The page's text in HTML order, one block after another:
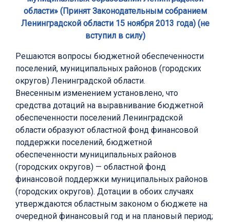
области» (Принят Законодательным собранием
Ленинградской области 15 ноября 2013 года) (не
вступил в силу)
Решаются вопросы бюджетной обеспеченности
поселений, муниципальных районов (городских
округов) Ленинградской области.
Внесенным изменением установлено, что
средства дотаций на выравнивание бюджетной
обеспеченности поселений Ленинградской
области образуют областной фонд финансовой
поддержки поселений, бюджетной
обеспеченности муниципальных районов
(городских округов) — областной фонд
финансовой поддержки муниципальных районов
(городских округов). Дотации в обоих случаях
утверждаются областным законом о бюджете на
очередной финансовый год и на плановый период;